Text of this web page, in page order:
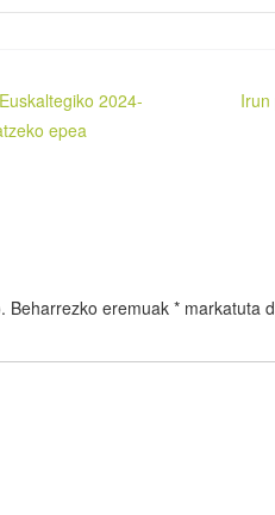
2024-
epea
Beharrezko eremuak * markatuta